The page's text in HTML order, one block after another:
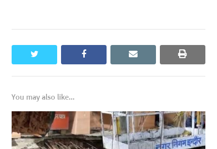
twitter facebook email print
You may also like...